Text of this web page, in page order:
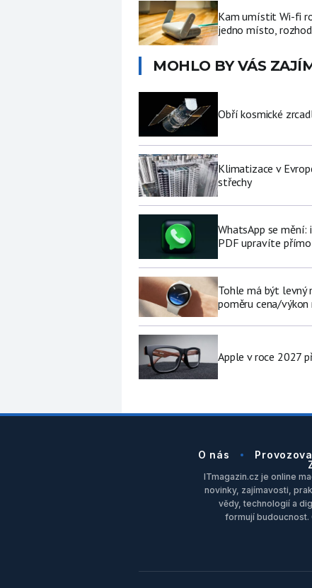
Kam umístit Wi-fi
jedno místo,
MOHLO BY VÁS
Obří kosmické
Klimatizace v
střechy
WhatsApp se
PDF upravíte
Tohle má být levný
poměru cena/
Apple v roce 2027
O nás
ITmagazin.cz je online
novinky, zajímavosti,
vědy, technologií a
formují budoucnost.